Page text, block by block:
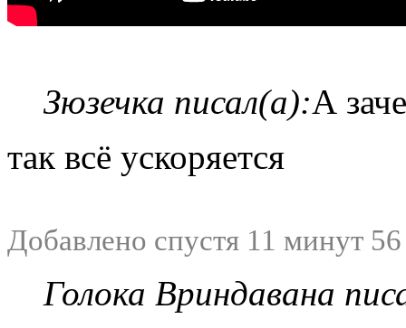
Зюзечка писал(а):А
так всё ускоряется
Добавлено спустя 11 минут
Голока Вриндавана